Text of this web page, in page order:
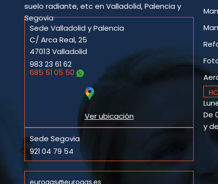
suelo radiante, etc en Valladolid, Palencia y
Segovia
Sede Valladolid y Palencia
C/ Arca Real, 25
47013 Valladolid
983 23 61 62
685 51 05 50
Ver ubicación
Sede Segovia
921 04 79 54
eurogas@eurogas.es
De
y